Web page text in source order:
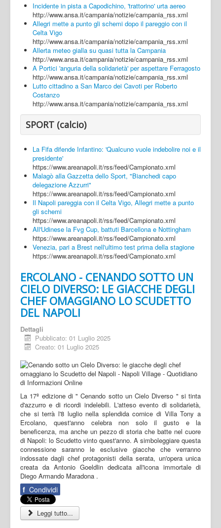
Incidente in pista a Capodichino, 'trattorino' urta aereo
http://www.ansa.it/campania/notizie/campania_rss.xml
Allegri mette a punto gli schemi dopo il pareggio con il
Celta Vigo
http://www.ansa.it/campania/notizie/campania_rss.xml
Allerta meteo gialla su quasi tutta la Campania
http://www.ansa.it/campania/notizie/campania_rss.xml
A Portici 'anguria della solidarietà' per aspettare Ferragosto
http://www.ansa.it/campania/notizie/campania_rss.xml
Lutto cittadino a San Marco dei Cavoti per Roberto
Costanzo
http://www.ansa.it/campania/notizie/campania_rss.xml
SPORT (calcio)
La Fifa difende Infantino: 'Qualcuno vuole indebolire noi e il
presidente'
https://www.areanapoli.it/rss/feed/Campionato.xml
Malagò alla Gazzetta dello Sport, "Bianchedi capo
delegazione Azzurri"
https://www.areanapoli.it/rss/feed/Campionato.xml
Il Napoli pareggia con il Celta Vigo, Allegri mette a punto
gli schemi
https://www.areanapoli.it/rss/feed/Campionato.xml
All'Udinese la Fvg Cup, battuti Barcellona e Nottingham
https://www.areanapoli.it/rss/feed/Campionato.xml
Venezia, pari a Brest nell'ultimo test prima della stagione
https://www.areanapoli.it/rss/feed/Campionato.xml
ERCOLANO - CENANDO SOTTO UN
CIELO DIVERSO: LE GIACCHE DEGLI
CHEF OMAGGIANO LO SCUDETTO
DEL NAPOLI
Dettagli
Pubblicato: 01 Luglio 2025
Creato: 01 Luglio 2025
La 17ª edizione di " Cenando sotto un Cielo Diverso " si tinta
d'azzurro e di ricordi indelebili. L'atteso evento di solidarietà,
che si terrà l'8 luglio nella splendida cornice di Villa Tony a
Ercolano, quest'anno celebra non solo il gusto e la
beneficenza, ma anche un pezzo di storia che batte nel cuore
di Napoli: lo Scudetto vinto quest'anno. A simboleggiare questa
connessione saranno le esclusive giacche che verranno
indossate dagli chef protagonisti della serata, un'opera unica
creata da Antonio Goeldlin dedicata all'icona immortale di
Diego Armando Maradona .
f Condividi
Leggi tutto...